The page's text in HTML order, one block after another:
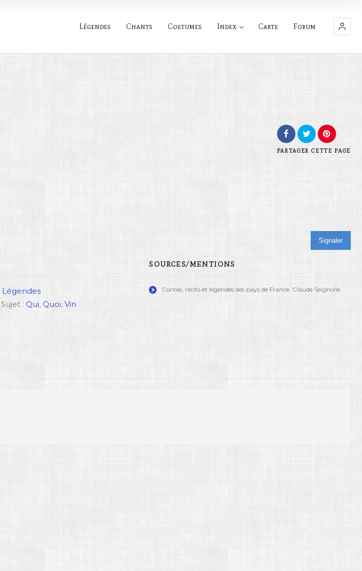
Légendes Chants Costumes Index Carte Forum
PARTAGER CETTE PAGE
Signaler
Légendes
Sujet : Qui, Quoi,Vin
SOURCES/MENTIONS
Contes, récits et légendes des pays de France, Claude Seignolle.